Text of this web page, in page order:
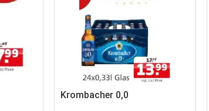
Krombacher 0,0